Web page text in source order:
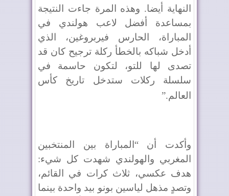
النهاية أيضا. وهذه المرة جاءت النتيجة
بمساعدة أفضل لاعب هولندي في
المباراة، الحارس فيربروغين، الذي
أدخل شباكه بالخطأ ركلة ترجيح كان قد
تصدى لها للتو، لتكون حاسمة في
سلسلة ركلات ستدخل تاريخ كأس
العالم”.
وأكدت أن “المباراة بين المنتخبين
المغربي والهولندي شهدت كل شيء:
هدف عكسي، ثلاث كرات في القائم،
وتصدٍ مذهل لياسين بونو بيد واحدة بينما